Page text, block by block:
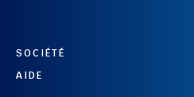
SOCIÉTÉ
AIDE